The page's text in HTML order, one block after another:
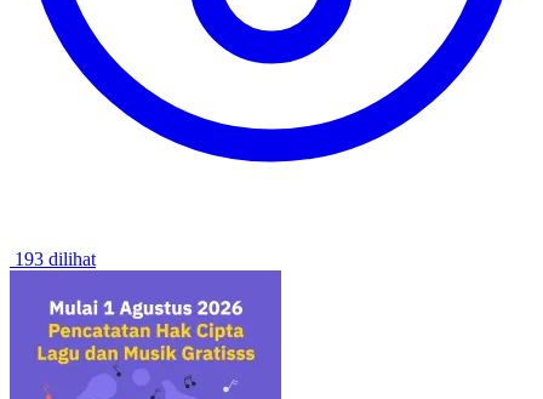
193 dilihat